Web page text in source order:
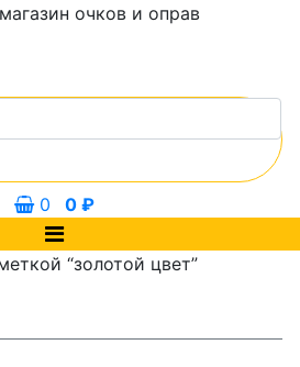
очков и оправ
0 0 ₽
“золотой цвет”